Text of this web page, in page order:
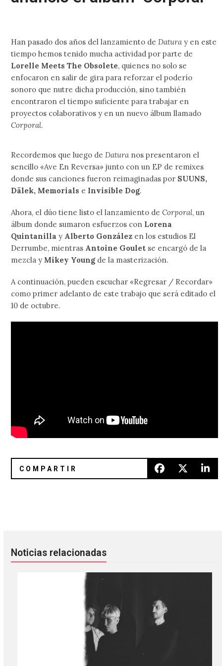
Han pasado dos años del lanzamiento de Datura y en este
tiempo hemos tenido mucha actividad por parte de
Lorelle Meets The Obsolete, quienes no solo se
enfocaron en salir de gira para reforzar el poderío
sonoro que nutre dicha producción, sino también
encontraron el tiempo suficiente para trabajar en
proyectos colaborativos y en un nuevo álbum llamado
Corporal.
Recordemos que luego deDatura nos presentaron el
sencillo «Ave En Reversa» junto con un EP de remixes
donde sus canciones fueron reimaginadas por SUUNS,
Dälek, Memorials e Invisible Dog.
Ahora, el dúo tiene listo el lanzamiento de Corporal, un
álbum donde sumaron esfuerzos con Lorena
Quintanillay Alberto González en los estudios El
Derrumbe, mientras Antoine Goulet se encargó de la
mezcla y Mikey Youngde la masterización.
A continuación, pueden escuchar «Regresar / Recordar»
como primer adelanto de este trabajo que será editado el
10 de octubre.
Noticias relacionadas